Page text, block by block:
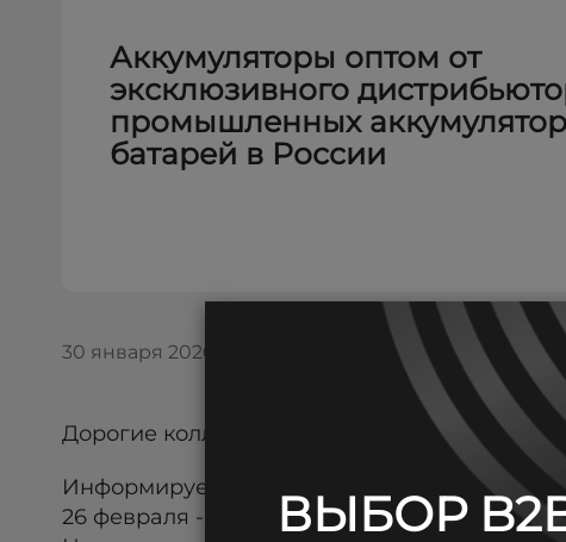
Аккумуляторы оптом от
эксклюзивного
промышленных
батарей в России
30 января 2026
Дорогие коллеги, добрый день!
Информируем об участии нашей компании
26 февраля - 1 марта 2026 / КРОКУС ЭКСПО /
ВЫБОР